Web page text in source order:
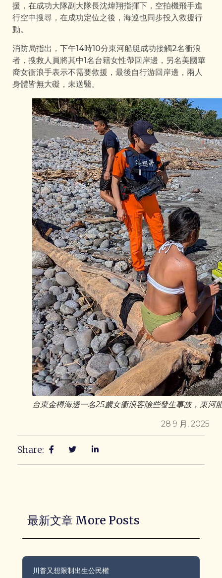
援，在成功大隊副大隊長沈煒翔指揮下，空拍機飛手進
行空中搜尋，在成功定位之後，海巡也同步投入救援行
動。
消防局指出，下午14時10分東河船艇成功接觸2名衝浪
者，搜救人員將其中1名台籍女性帶回岸邊，另名美國華
裔女衝浪手表示不需要救援，最後自行游回岸邊，兩人
身體皆無大礙，未送醫。
台東金樽海邊一名25歲女衝浪客險些發生事故，東
28 9 月, 2025
Share:
最新文章 More Posts
川普又想限制出生公民權